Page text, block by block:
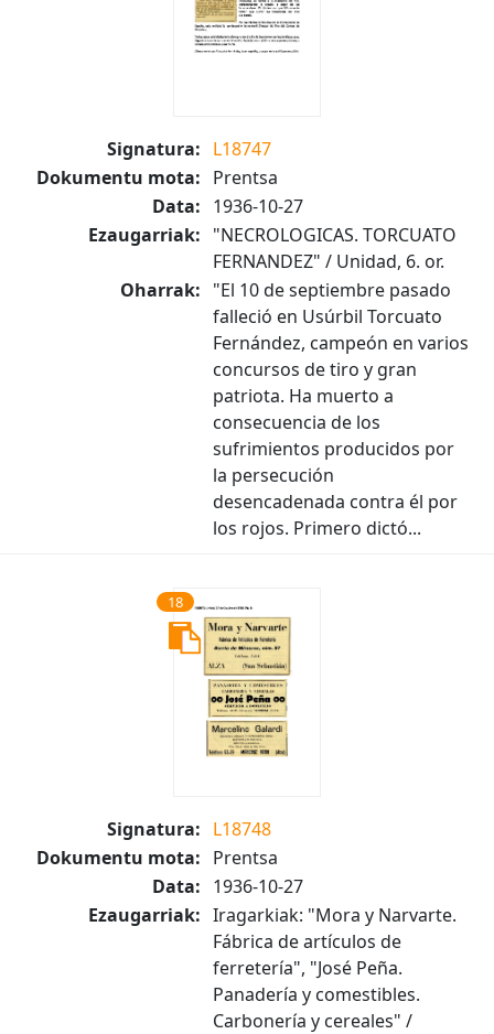
Signatura: L18747
Dokumentu mota: Prentsa
Data: 1936-10-27
Ezaugarriak: "NECROLOGICAS. TORCUATO
FERNANDEZ" / Unidad, 6. or.
Oharrak: "El 10 de septiembre pasado
falleció en Usúrbil Torcuato
Fernández, campeón en varios
concursos de tiro y gran
patriota. Ha muerto a
consecuencia de los
sufrimientos producidos por
la persecución
desencadenada contra él por
los rojos. Primero dictó...
18
Signatura: L18748
Dokumentu mota: Prentsa
Data: 1936-10-27
Ezaugarriak: Iragarkiak: "Mora y Narvarte.
Fábrica de artículos de
ferretería", "José Peña.
Panadería y comestibles.
Carbonería y cereales" /